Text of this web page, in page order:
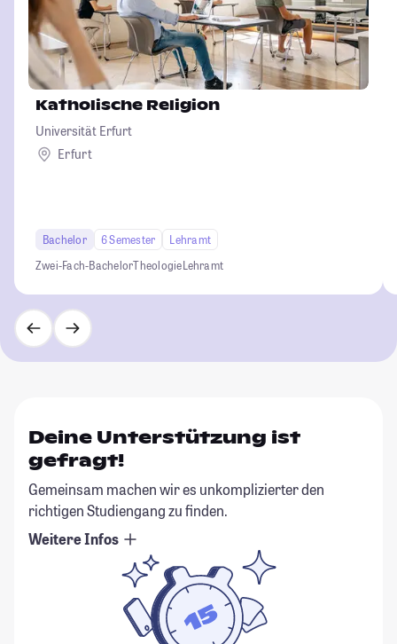
Katholische Religion
Universität Erfurt
Erfurt
Bachelor 6 Semester
Lehramt
Zwei-Fach-BachelorTheologieLehramt
Deine Unterstützung ist
gefragt!
Gemeinsam machen wir es unkomplizierter den
richtigen Studiengang zu finden.
Weitere Infos